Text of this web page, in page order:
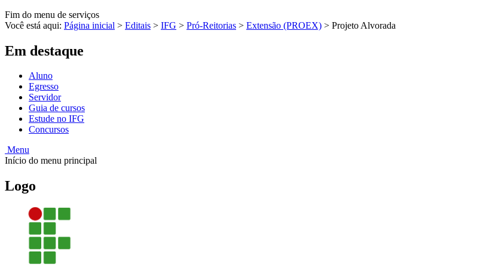
Fim do menu de serviços
Você está aqui: Página inicial > Editais > IFG > Pró-Reitorias > Extensão (PROEX) > Projeto Alvorada
Em destaque
Aluno
Egresso
Servidor
Guia de cursos
Estude no IFG
Concursos
Menu
Início do menu principal
Logo